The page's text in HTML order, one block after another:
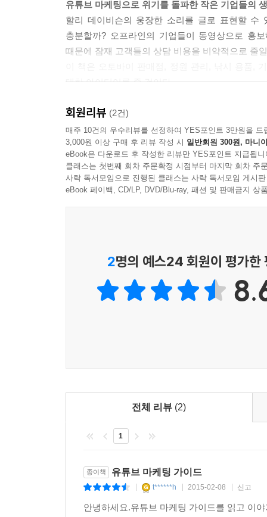
인터뷰 영상을 효과적으로 활용하는 것은 영상
의 목소리’를 촬영하기 위해서 필자가 가장 염두
그것은 고객의 목소리를 인터뷰할 때 최초 10분은
제에 들어갔을 때 처음으로 묻는 중요한 질문으
뿐만이 아니라 홈페이지나 블로그, 페이스북 등에
--- 본문 중에서
유튜브 마케팅으로 위기를 돌파한 작은 기업들의
할리 데이비슨의 웅장한 소리를 글로 표현할 수
충분할까? 오프라인의 기업들이 동영상으로 홍
때문에 잠재 고객들의 상담 비용을 비약적으로 줄
대한 아이디어를 줄 것이다.
유튜브에 최적화된 10억짜리 마케팅 전략
양질의 콘텐츠가 인터넷 마케팅에서 중요하다는
저자는 인터넷 마케팅의 성과는 정보제공량이 콘
세부 키워드를 장악하는 방법을 유튜브 마케팅 전
「유튜브 마케팅 전략편」에서는 공동 저자 스
사례를 소개한다. 또한 이 사례들을 통해 소재
유튜브 입문 초기 마음가짐부터 어려움에 처했
부딪힐 문제에 대한 자신의 경험담을 진솔하게
회원리뷰 (2건)
매주 10건의 우수리뷰를 선정하여 YES포인트 3만원을 드
3,000원 이상 구매 후 리뷰 작성 시 일반회원 300원, 마니
eBook은 다운로드 후 작성한 리뷰만 YES포인트 지급됩니
클래스는 첫번째 회차 주문확정 시점부터 마지막 회차 주
사락 독서모임으로 진행된 클래스는 사락 독서모임 게시
eBook 페이백, CD/LP, DVD/Blu-ray, 패션 및 판매금지 상
2명의 예스24 회원이 평가한
전체 리뷰 (2)
1
종이책 유튜브 마케팅 가이드
t******h 2015-02-08 신고
안녕하세요.유튜브 마케팅 가이드를 읽고 이